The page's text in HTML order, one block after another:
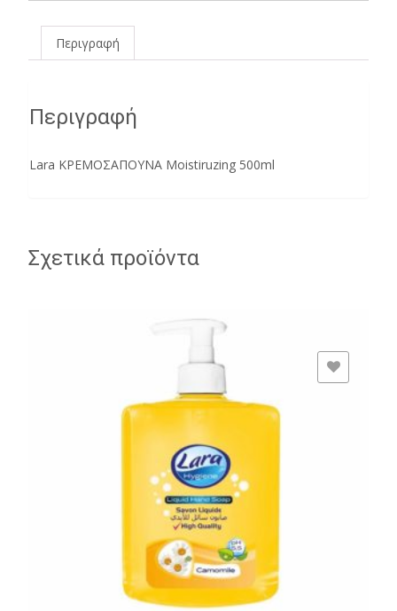
Περιγραφή
Περιγραφή
Lara ΚΡΕΜΟΣΑΠΟΥΝΑ Moistiruzing 500ml
Σχετικά προϊόντα
ADD TO WISHLIST